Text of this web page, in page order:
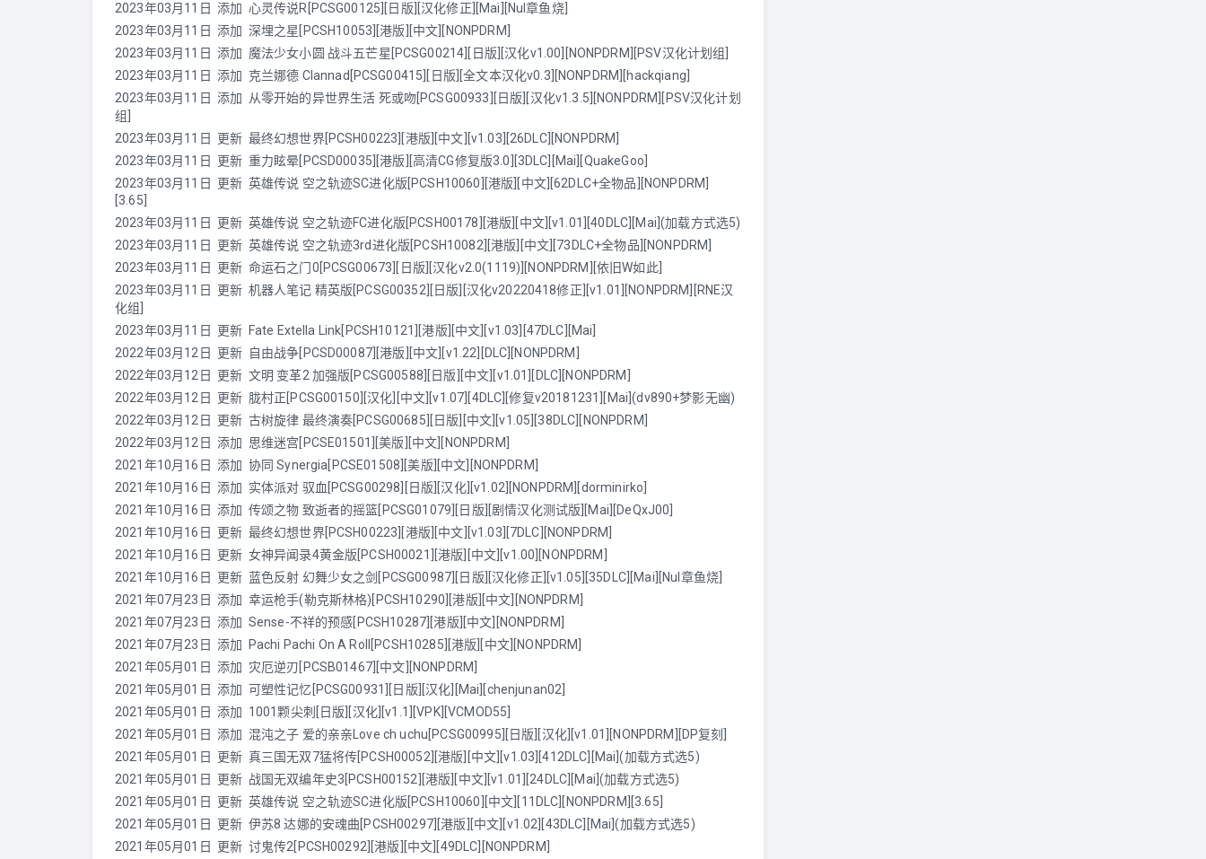
2023年03月11日 添加 心灵传说R[PCSG00125][日版][汉化修正][Mai][Nul章鱼烧]
2023年03月11日 添加 深埋之星[PCSH10053][港版][中文][NONPDRM]
2023年03月11日 添加 魔法少女小圆 战斗五芒星[PCSG00214][日版][汉化v1.00][NONPDRM][PSV汉化计划组]
2023年03月11日 添加 克兰娜德 Clannad[PCSG00415][日版][全文本汉化v0.3][NONPDRM][hackqiang]
2023年03月11日 添加 从零开始的异世界生活 死或吻[PCSG00933][日版][汉化v1.3.5][NONPDRM][PSV汉化计划
组]
2023年03月11日 更新 最终幻想世界[PCSH00223][港版][中文][v1.03][26DLC][NONPDRM]
2023年03月11日 更新 重力眩晕[PCSD00035][港版][高清CG修复版3.0][3DLC][Mai][QuakeGoo]
2023年03月11日 更新 英雄传说 空之轨迹SC进化版[PCSH10060][港版][中文][62DLC+全物品][NONPDRM]
[3.65]
2023年03月11日 更新 英雄传说 空之轨迹FC进化版[PCSH00178][港版][中文][v1.01][40DLC][Mai](加载方式选5)
2023年03月11日 更新 英雄传说 空之轨迹3rd进化版[PCSH10082][港版][中文][73DLC+全物品][NONPDRM]
2023年03月11日 更新 命运石之门0[PCSG00673][日版][汉化v2.0(1119)][NONPDRM][依旧W如此]
2023年03月11日 更新 机器人笔记 精英版[PCSG00352][日版][汉化v20220418修正][v1.01][NONPDRM][RNE汉
化组]
2023年03月11日 更新 Fate Extella Link[PCSH10121][港版][中文][v1.03][47DLC][Mai]
2022年03月12日 更新 自由战争[PCSD00087][港版][中文][v1.22][DLC][NONPDRM]
2022年03月12日 更新 文明 变革2 加强版[PCSG00588][日版][中文][v1.01][DLC][NONPDRM]
2022年03月12日 更新 胧村正[PCSG00150][汉化][中文][v1.07][4DLC][修复v20181231][Mai](dv890+梦影无幽)
2022年03月12日 更新 古树旋律 最终演奏[PCSG00685][日版][中文][v1.05][38DLC][NONPDRM]
2022年03月12日 添加 思维迷宫[PCSE01501][美版][中文][NONPDRM]
2021年10月16日 添加 协同 Synergia[PCSE01508][美版][中文][NONPDRM]
2021年10月16日 添加 实体派对 驭血[PCSG00298][日版][汉化][v1.02][NONPDRM][dorminirko]
2021年10月16日 添加 传颂之物 致逝者的摇篮[PCSG01079][日版][剧情汉化测试版][Mai][DeQxJ00]
2021年10月16日 更新 最终幻想世界[PCSH00223][港版][中文][v1.03][7DLC][NONPDRM]
2021年10月16日 更新 女神异闻录4黄金版[PCSH00021][港版][中文][v1.00][NONPDRM]
2021年10月16日 更新 蓝色反射 幻舞少女之剑[PCSG00987][日版][汉化修正][v1.05][35DLC][Mai][Nul章鱼烧]
2021年07月23日 添加 幸运枪手(勒克斯林格)[PCSH10290][港版][中文][NONPDRM]
2021年07月23日 添加 Sense-不祥的预感[PCSH10287][港版][中文][NONPDRM]
2021年07月23日 添加 Pachi Pachi On A Roll[PCSH10285][港版][中文][NONPDRM]
2021年05月01日 添加 灾厄逆刃[PCSB01467][中文][NONPDRM]
2021年05月01日 添加 可塑性记忆[PCSG00931][日版][汉化][Mai][chenjunan02]
2021年05月01日 添加 1001颗尖刺[日版][汉化][v1.1][VPK][VCMOD55]
2021年05月01日 添加 混沌之子 爱的亲亲Love ch uchu[PCSG00995][日版][汉化][v1.01][NONPDRM][DP复刻]
2021年05月01日 更新 真三国无双7猛将传[PCSH00052][港版][中文][v1.03][412DLC][Mai](加载方式选5)
2021年05月01日 更新 战国无双编年史3[PCSH00152][港版][中文][v1.01][24DLC][Mai](加载方式选5)
2021年05月01日 更新 英雄传说 空之轨迹SC进化版[PCSH10060][中文][11DLC][NONPDRM][3.65]
2021年05月01日 更新 伊苏8 达娜的安魂曲[PCSH00297][港版][中文][v1.02][43DLC][Mai](加载方式选5)
2021年05月01日 更新 讨鬼传2[PCSH00292][港版][中文][49DLC][NONPDRM]